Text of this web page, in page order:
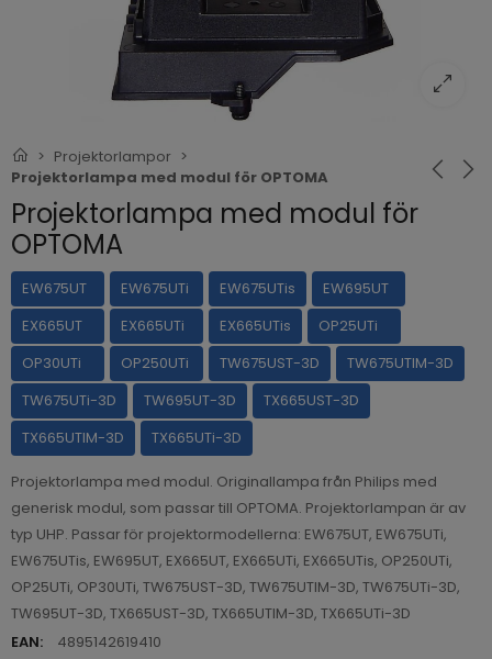
Projektorlampor
Projektorlampa med modul för OPTOMA
Projektorlampa med modul för
OPTOMA
EW675UT EW675UTi EW675UTis
EW695UT
EX665UT
EX665UTi EX665UTis
OP25UTi
OP30UTi
OP250UTi TW675UST-3D
TW675UTIM-3D
TW675UTi-3D
TW695UT-3D
TX665UST-3D
TX665UTIM-3D
TX665UTi-3D
Projektorlampa med modul. Originallampa från Philips med
generisk modul, som passar till OPTOMA. Projektorlampan är av
typ UHP. Passar för projektormodellerna: EW675UT, EW675UTi,
EW675UTis, EW695UT, EX665UT, EX665UTi, EX665UTis, OP250UTi,
OP25UTi, OP30UTi, TW675UST-3D, TW675UTIM-3D, TW675UTi-3D,
TW695UT-3D, TX665UST-3D, TX665UTIM-3D, TX665UTi-3D
EAN:
4895142619410